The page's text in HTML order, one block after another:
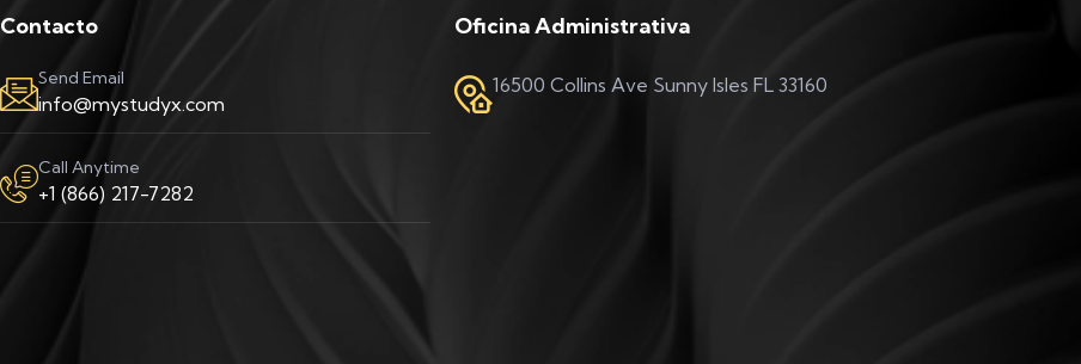
Contacto
Send Email
info@mystudyx.com
Call Anytime
+1 (866) 217-7282
Oficina Administrativa
16500 Collins Ave Sunny Isles FL 33160